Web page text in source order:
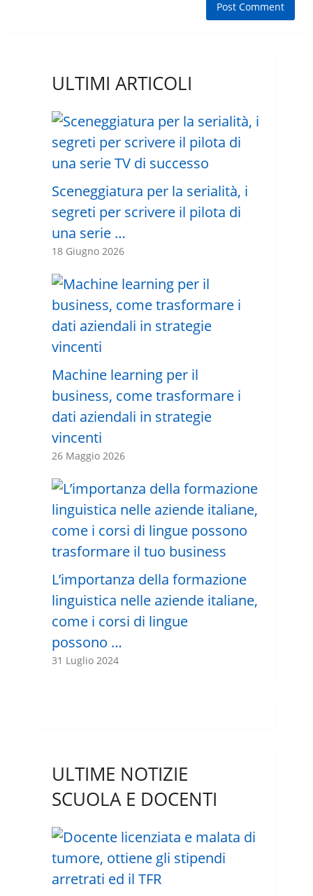
ULTIMI ARTICOLI
Sceneggiatura per la serialità, i
segreti per scrivere il pilota di
una serie …
18 Giugno 2026
Machine learning per il
business, come trasformare i
dati aziendali in strategie
vincenti
26 Maggio 2026
L’importanza della formazione
linguistica nelle aziende italiane,
come i corsi di lingue
possono …
31 Luglio 2024
ULTIME NOTIZIE
SCUOLA E DOCENTI